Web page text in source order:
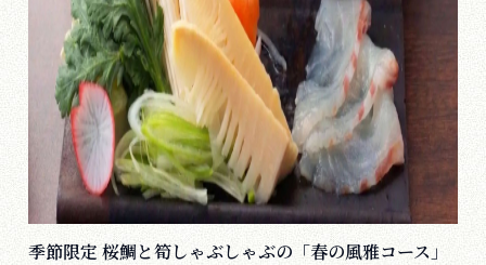
季節限定 桜鯛と筍しゃぶしゃぶの「春の風雅コース」